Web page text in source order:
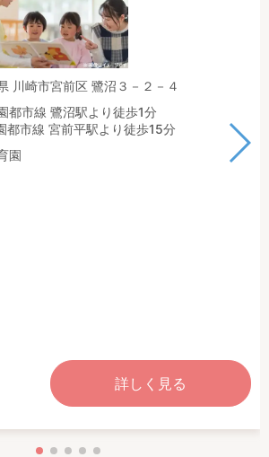
川崎市宮前区 鷺沼３－２－４
都市線 鷺沼駅より徒歩1分
都市線 宮前平駅より徒歩15分
園
詳しく見る